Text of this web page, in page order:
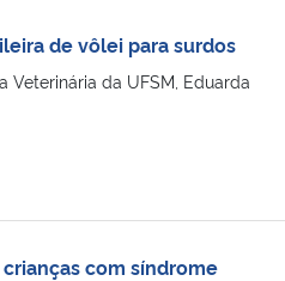
de vôlei para surdos
Veterinária da UFSM, Eduarda
com síndrome